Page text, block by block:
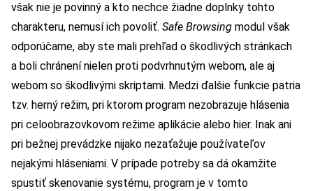
však nie je povinný a kto nechce žiadne doplnky tohto
charakteru, nemusí ich povoliť. Safe Browsing modul však
odporúčame, aby ste mali prehľad o škodlivých stránkach
a boli chránení nielen proti podvrhnutým webom, ale aj
webom so škodlivými skriptami. Medzi ďalšie funkcie patria
tzv. herný režim, pri ktorom program nezobrazuje hlásenia
pri celoobrazovkovom režime aplikácie alebo hier. Inak ani
pri bežnej prevádzke nijako nezaťažuje používateľov
nejakými hláseniami. V prípade potreby sa dá okamžite
spustiť skenovanie systému, program je v tomto